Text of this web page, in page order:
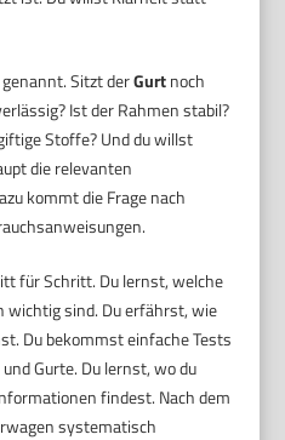
genannt. Sitzt derGurtnoch
Ist der Rahmen stabil?
Stoffe? Und du willst
die relevanten
kommt die Frage nach
für Schritt. Du lernst, welche
wichtig sind. Du erfährst, wie
Du bekommst einfache Tests
Gurte. Du lernst, wo du
findest. Nach dem
systematisch